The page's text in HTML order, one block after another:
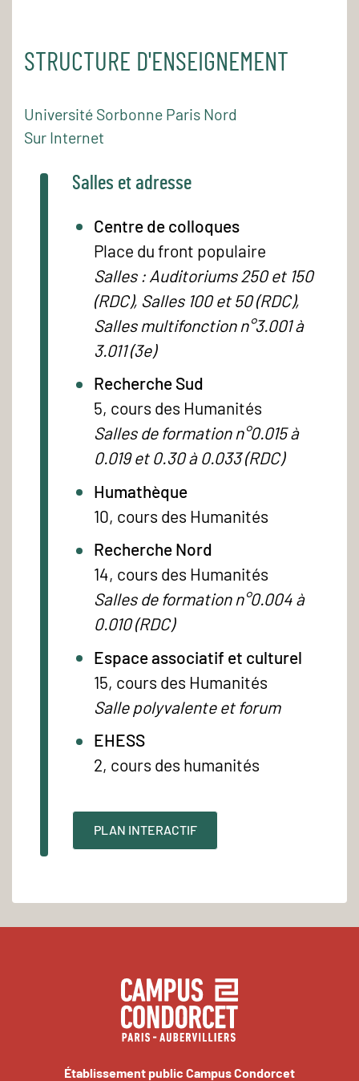
STRUCTURE D'ENSEIGNEMENT
Université Sorbonne Paris Nord
Sur Internet
Salles et adresse
Centre de colloques
Place du front populaire
Salles : Auditoriums 250 et 150
(RDC), Salles 100 et 50 (RDC),
Salles multifonction n°3.001 à
3.011 (3e)
Recherche Sud
5, cours des Humanités
Salles de formation n°0.015 à
0.019 et 0.30 à 0.033 (RDC)
Humathèque
10, cours des Humanités
Recherche Nord
14, cours des Humanités
Salles de formation n°0.004 à
0.010 (RDC)
Espace associatif et culturel
15, cours des Humanités
Salle polyvalente et forum
EHESS
2, cours des humanités
PLAN INTERACTIF
Établissement public Campus Condorcet